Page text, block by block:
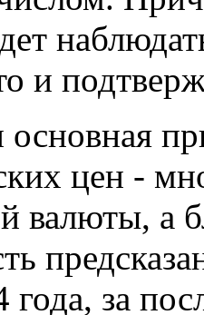
и
основная
цен -
валюты, а
года, за